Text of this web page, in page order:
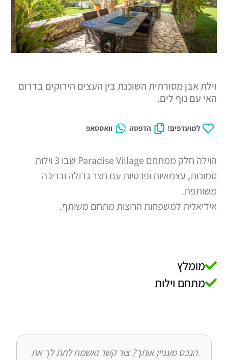
מסורתית השוכנת בין העצים הירוקים בדרום
לים.
הדפסה וואטסאפ
הוילה חלק ממתחם Paradise Village שבו 3 וילות
ופרטיות עם חצר גדולה ובריכה
למשפחות הרוצות מתחם משותף.
וילות
מעניין אותך? צור קשר ואשמח לתת לך את